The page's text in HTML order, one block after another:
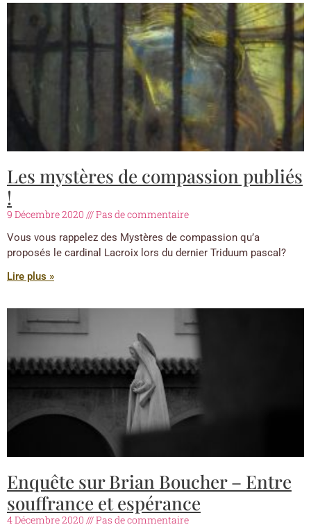
Les mystères de compassion publiés
!
9 Décembre 2020 Pas de commentaire
Vous vous rappelez des Mystères de compassion qu’a
proposés le cardinal Lacroix lors du dernier Triduum pascal?
Lire plus »
Enquête sur Brian Boucher – Entre
souffrance et espérance
4 Décembre 2020 Pas de commentaire